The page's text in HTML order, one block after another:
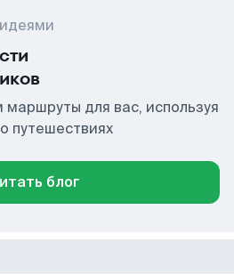
для вас, используя
путешествиях
блог